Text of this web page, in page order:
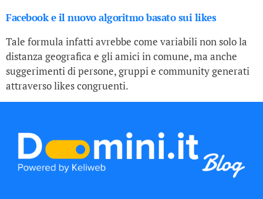
Facebook e il nuovo algoritmo basato sui likes
Tale formula infatti avrebbe come variabili non solo la
distanza geografica e gli amici in comune, ma anche
suggerimenti di persone, gruppi e community generati
attraverso likes congruenti.